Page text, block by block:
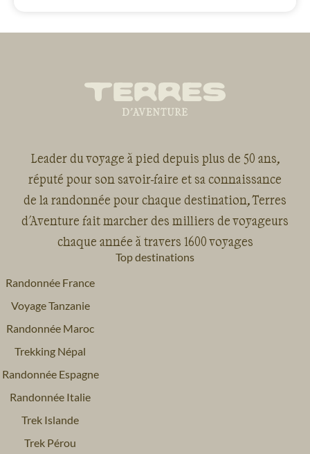
Leader du voyage à pied depuis plus de 50 ans,
réputé pour son savoir-faire et sa connaissance
de la randonnée pour chaque destination, Terres
d'Aventure fait marcher des milliers de voyageurs
chaque année à travers 1600 voyages
Top destinations
Randonnée France
Voyage Tanzanie
Randonnée Maroc
Trekking Népal
Randonnée Espagne
Randonnée Italie
Trek Islande
Trek Pérou